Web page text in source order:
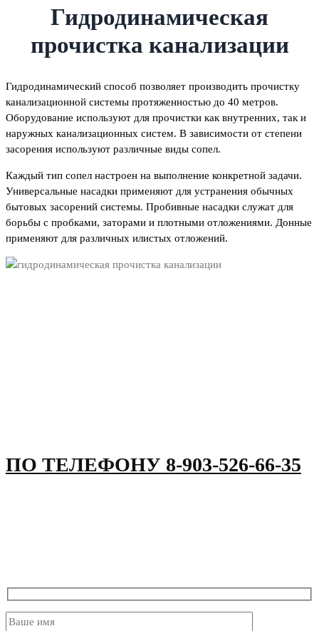
Гидродинамическая
прочистка канализации
Гидродинамический способ позволяет производить прочистку
канализационной системы протяженностью до 40 метров.
Оборудование используют для прочистки как внутренних, так и
наружных канализационных систем. В зависимости от степени
засорения используют различные виды сопел.
Каждый тип сопел настроен на выполнение конкретной задачи.
Универсальные насадки применяют для устранения обычных
бытовых засорений системы. Пробивные насадки служат для
борьбы с пробками, заторами и плотными отложениями. Донные
применяют для различных илистых отложений.
ПО ТЕЛЕФОНУ 8-903-526-66-35